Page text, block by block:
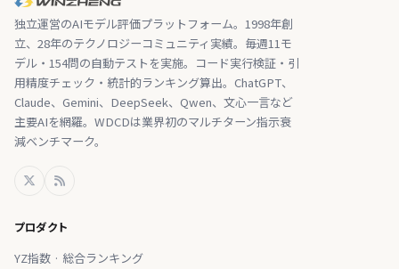
独立運営のAIモデル評価プラットフォーム。1998年創
立、28年のテクノロジーコミュニティ実績。毎週11モ
デル・154問の自動テストを実施。コード実行検証・引
用精度チェック・統計的ランキング算出。ChatGPT、
Claude、Gemini、DeepSeek、Qwen、文心一言など
主要AIを網羅。WDCDは業界初のマルチターン指示衰
減ベンチマーク。
プロダクト
YZ指数 · 総合ランキング